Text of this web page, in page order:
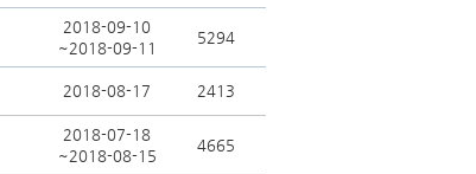
2018-09-10
~2018-09-11
5294
2018-08-17 2413
2018-07-18
~2018-08-15
4665